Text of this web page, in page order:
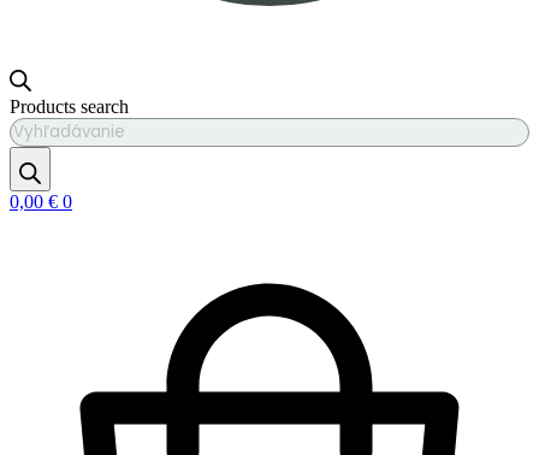
Products search
0,00 € 0